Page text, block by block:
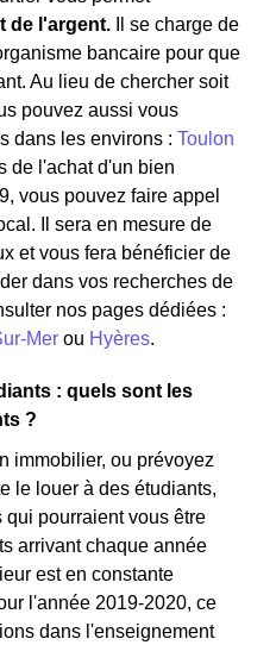
de l'argent.
Il se charge de
bancaire pour que
Au lieu de chercher soit
pouvez aussi vous
dans les environs : Toulon
de l'achat d'un bien
vous pouvez faire appel
Il sera en mesure de
et vous fera bénéficier de
dans vos recherches de
nos pages dédiées :
Mer ou Hyères.
: quels sont les
?
immobilier, ou prévoyez
le louer à des étudiants,
pourraient vous être
arrivant chaque année
est en constante
l'année 2019-2020, ce
dans l'enseignement